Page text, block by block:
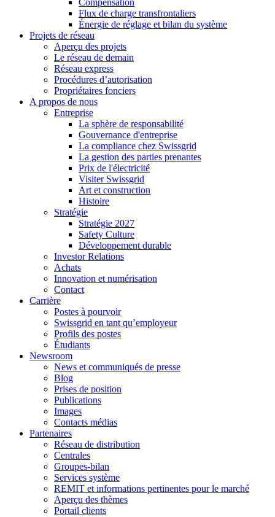
Compensation
Flux de charge transfrontaliers
Énergie de réglage et bilan du système
Projets de réseau
Aperçu des projets
Le réseau de demain
Réseau express
Procédures d’autorisation
Propriétaires fonciers
A propos de nous
Entreprise
La sphère de responsabilité
Gouvernance d'entreprise
La compliance chez Swissgrid
La gestion des parties prenantes
Prix de l'électricité
Visiter Swissgrid
Art et construction
Histoire
Stratégie
Stratégie 2027
Safety Culture
Développement durable
Investor Relations
Achats
Innovation et numérisation
Contact
Carrière
Postes à pourvoir
Swissgrid en tant qu’employeur
Profils des postes
Étudiants
Newsroom
News et communiqués de presse
Blog
Prises de position
Publications
Images
Contacts médias
Partenaires
Réseau de distribution
Centrales
Groupes-bilan
Services système
REMIT et informations pertinentes pour le marché
Aperçu des thèmes
Portail clients